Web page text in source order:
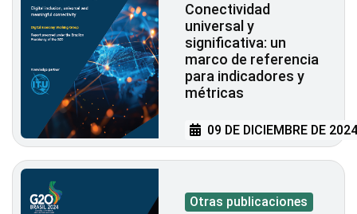
Conectividad
universal y
significativa: un
marco de referencia
para indicadores y
métricas
09 DE DICIEMBRE DE
Otras publicaciones